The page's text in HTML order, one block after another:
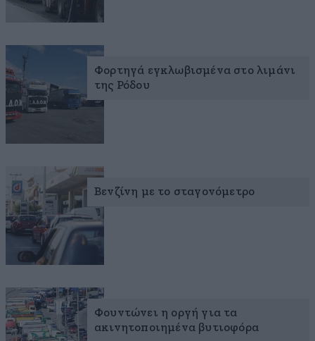
Φορτηγά εγκλωβισμένα στο λιμάνι
της Ρόδου
Βενζίνη με το σταγονόμετρο
Φουντώνει η οργή για τα
ακινητοποιημένα βυτιοφόρα